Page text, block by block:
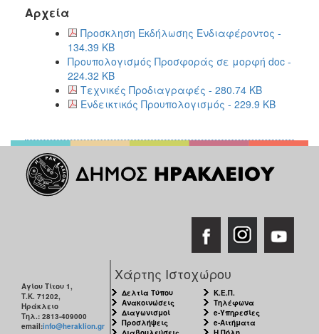
ΠΟΛΙΤΙΣΜΟΣ
Αρχεία
Προσκληση Εκδήλωσης Ενδιαφέροντος -
134.39 KB
Προυπολογισμός Προσφοράς σε μορφή doc -
224.32 KB
Τεχνικές Προδιαγραφές - 280.74 KB
Ενδεικτικός Προυπολογισμός - 229.9 KB
Αγίου Τίτου 1,
Τ.Κ. 71202,
Ηράκλειο
Τηλ.: 2813-409000
email:info@heraklion.gr
Χάρτης Ιστοχώρου
Δελτία Τύπου
Ανακοινώσεις
Διαγωνισμοί
Προσλήψεις
Κ.Ε.Π.
Τηλέφωνα
e-Υπηρεσίες
e-Αιτήματα